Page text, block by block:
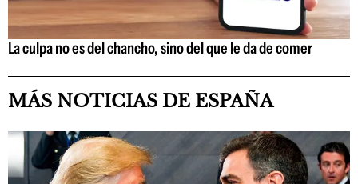
La culpa no es del chancho, sino del que le da de comer
MÁS NOTICIAS DE ESPAÑA